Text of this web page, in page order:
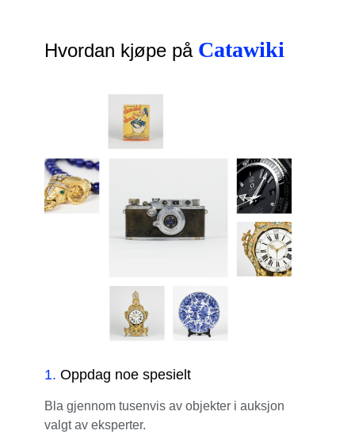
Hvordan kjøpe på Catawiki
1. Oppdag noe spesielt
Bla gjennom tusenvis av objekter i auksjon
valgt av eksperter.